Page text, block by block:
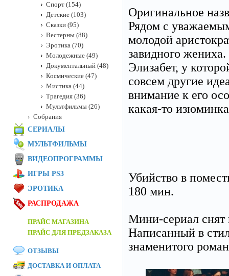
Оригинальное
Рядом с
молодой
завидного
Элизабет, у
совсем другие
внимание к его
какая-то
Убийство в
180 мин.
Мини-сериал
Написанный в
знаменитого
Спорт (154)
Детские (103)
Сказки (95)
Вестерны (88)
Эротика (70)
Молодежные (49)
Документальный (48)
Космические (47)
Мистика (44)
Трагедия (36)
Мультфильмы (26)
Собрания
СЕРИАЛЫ
МУЛЬТФИЛЬМЫ
ВИДЕОПРОГРАММЫ
ИГРЫ PS3
ЭРОТИКА
РАСПРОДАЖА
ПРАЙС МАГАЗИНА
ПРАЙС ДЛЯ ПРЕДЗАКАЗА
ОТЗЫВЫ
ДОСТАВКА И ОПЛАТА